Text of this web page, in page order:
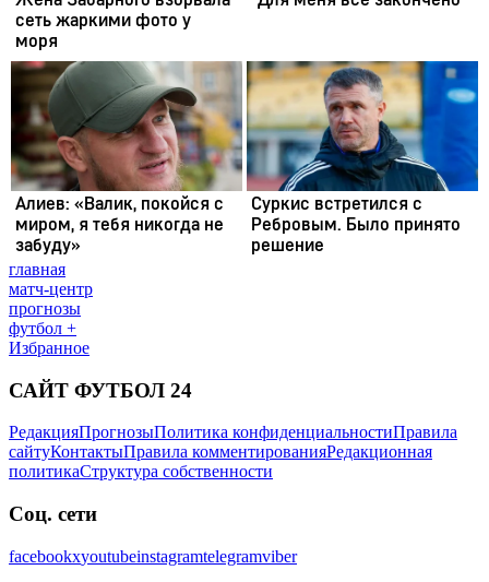
главная
матч-центр
прогнозы
футбол +
Избранное
САЙТ ФУТБОЛ 24
РедакцияПрогнозыПолитика конфиденциальностиПравила
сайтуКонтактыПравила комментированияРедакционная
политикаСтруктура собственности
Соц. сети
facebookxyoutubeinstagramtelegramviber